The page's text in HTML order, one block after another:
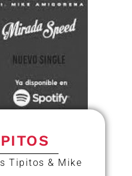
Tipitos & Mike